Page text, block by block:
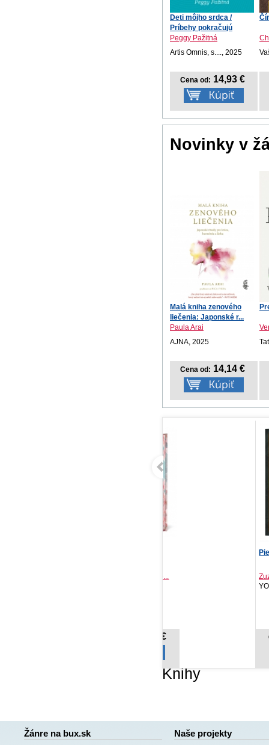
Deti môjho srdca /
Príbehy pokračujú
Peggy Pažitná
Artis Omnis, s...., 2025
Cena od: 14,93 €
Novinky v
Malá kniha zenového
liečenia: Japonské r...
Paula Arai
AJNA, 2025
Cena od: 14,14 €
Knihy
Žánre na bux.sk Naše projekty